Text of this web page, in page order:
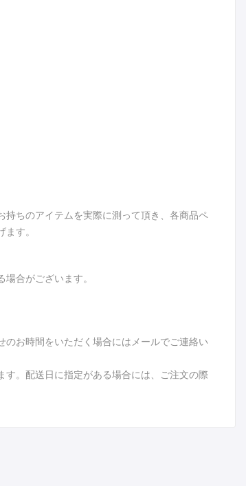
ちのアイテムを実際に測って頂き、各商品ペ
す。
合がございます。
お時間をいただく場合にはメールでご連絡い
。配送日に指定がある場合には、ご注文の際